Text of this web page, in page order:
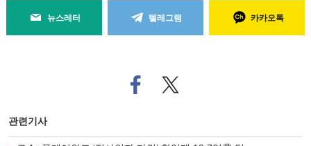
뉴스레터 텔레그램 카카오톡
페
이
로
트위
터로
관련기사